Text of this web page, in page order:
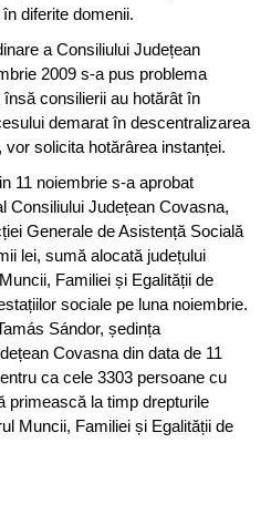
diferite domenii.
a Consiliului Județean
2009 s-a pus problema
consilierii au hotărât în
demarat în descentralizarea
solicita hotărârea instanței.
11 noiembrie s-a aprobat
Consiliului Județean Covasna,
Generale de Asistență Socială
lei, sumă alocată județului
Familiei și Egalității de
sociale pe luna noiembrie.
Sándor, ședința
Covasna din data de 11
ca cele 3303 persoane cu
primească la timp drepturile
Muncii, Familiei și Egalității de